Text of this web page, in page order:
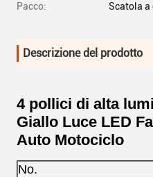
Pacco: Scatola a
Descrizione del prodotto
4 pollici di alta
Giallo Luce LED
Auto Motociclo
No.